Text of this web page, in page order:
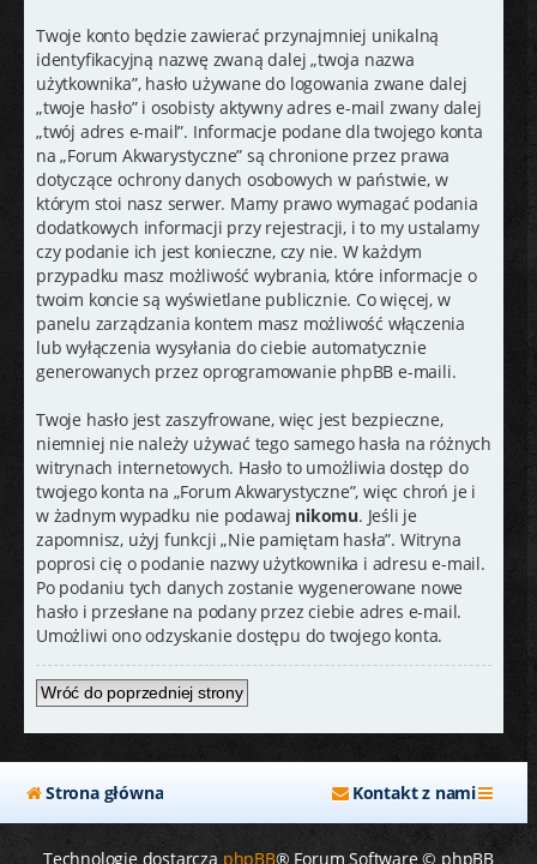
Twoje konto będzie zawierać przynajmniej unikalną
identyfikacyjną nazwę zwaną dalej „twoja nazwa
użytkownika”, hasło używane do logowania zwane dalej
„twoje hasło” i osobisty aktywny adres e-mail zwany dalej
„twój adres e-mail”. Informacje podane dla twojego konta
na „Forum Akwarystyczne” są chronione przez prawa
dotyczące ochrony danych osobowych w państwie, w
którym stoi nasz serwer. Mamy prawo wymagać podania
dodatkowych informacji przy rejestracji, i to my ustalamy
czy podanie ich jest konieczne, czy nie. W każdym
przypadku masz możliwość wybrania, które informacje o
twoim koncie są wyświetlane publicznie. Co więcej, w
panelu zarządzania kontem masz możliwość włączenia
lub wyłączenia wysyłania do ciebie automatycznie
generowanych przez oprogramowanie phpBB e-maili.
Twoje hasło jest zaszyfrowane, więc jest bezpieczne,
niemniej nie należy używać tego samego hasła na różnych
witrynach internetowych. Hasło to umożliwia dostęp do
twojego konta na „Forum Akwarystyczne”, więc chroń je i
w żadnym wypadku nie podawaj nikomu. Jeśli je
zapomnisz, użyj funkcji „Nie pamiętam hasła”. Witryna
poprosi cię o podanie nazwy użytkownika i adresu e-mail.
Po podaniu tych danych zostanie wygenerowane nowe
hasło i przesłane na podany przez ciebie adres e-mail.
Umożliwi ono odzyskanie dostępu do twojego konta.
Wróć do poprzedniej strony
Strona główna Kontakt z nami
Technologię dostarcza phpBB® Forum Software © phpBB